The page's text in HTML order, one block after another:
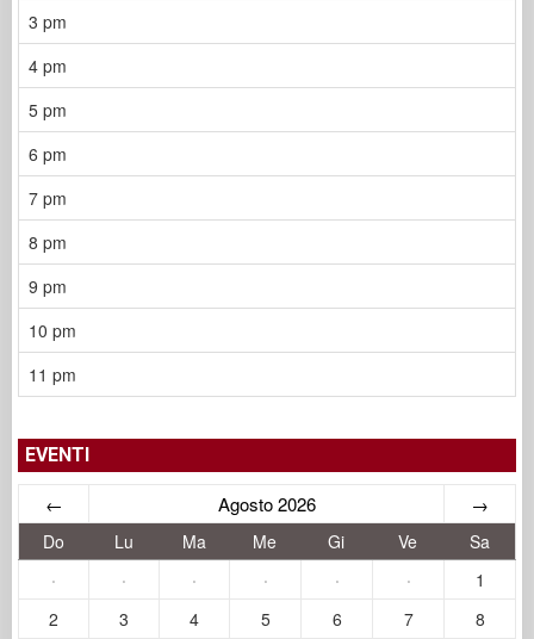
3 pm
4 pm
5 pm
6 pm
7 pm
8 pm
9 pm
10 pm
11 pm
EVENTI
← Agosto 2026 →
Do Lu Ma Me Gi Ve
Sa
·
· · · · ·
1
2
3 4 5 6 7 8